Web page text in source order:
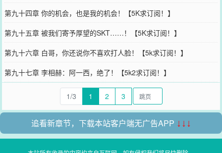
第九十四章 你的机会，也是我的机会！【5K求订阅！】
第九十五章 被我们寄予厚望的SKT……！【5K求订阅！】
第九十六章 白哥，你还说你不喜欢打人脸！【5k求订阅！】
第九十七章 李相赫：阿一西，绝了！【5k2求订阅！】
1/3 1 2 3
追看新章节，下载本站客户端无广告APP ↓↓↓